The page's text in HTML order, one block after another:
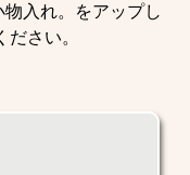
入れ。をアップし
さい。